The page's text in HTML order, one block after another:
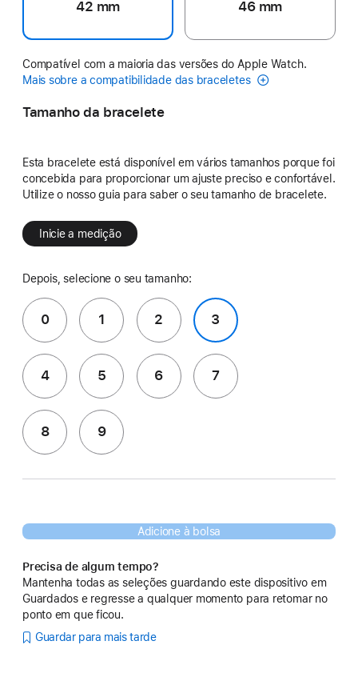
42 mm 46 mm
Compatível com a maioria das versões do Apple Watch.
Mais sobre a compatibilidade das braceletes
Tamanho da bracelete
Esta bracelete está disponível em vários tamanhos porque foi
concebida para proporcionar um ajuste preciso e confortável.
Utilize o nosso guia para saber o seu tamanho de bracelete.
Inicie a medição
Depois, selecione o seu tamanho:
0 1 2 3
4 5 6 7
8 9
Adicione à bolsa
Precisa de algum tempo?
Mantenha todas as seleções guardando este dispositivo em
Guardados e regresse a qualquer momento para retomar no
ponto em que ficou.
Guardar para mais tarde